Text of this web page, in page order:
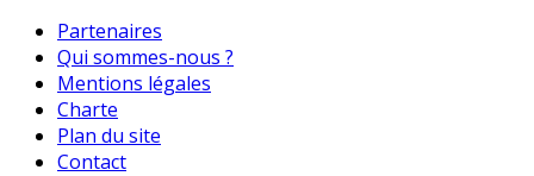
Partenaires
Qui sommes-nous ?
Mentions légales
Charte
Plan du site
Contact